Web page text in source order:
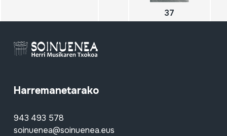
37
Harremanetarako
943 493 578
soinuenea@soinuenea.eus